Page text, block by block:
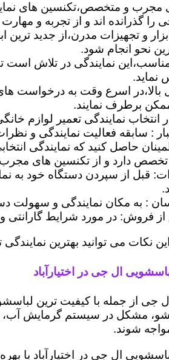
مجرب و متخصص،تکنسین های
گذرانده اند و از تجربه و مهارت
و تجهیزات مدرن،از جدید
نحو انجام شود.
نمایندگی در تلاش است
نماید.
اسرع وقت به درخواست
برطرف نمایند.
انتخاب نمایندگی تعمیر لوازم
: سابقه فعالیت نمایندگی و
حاصل کنید که نمایندگی
دارد و از تکنسین های مجرب
قبل از سپردن دستگاه خود به
: به مکان نمایندگی و سهولت
فروش: در مورد شرایط گارانتی و
نکات می توانید بهترین
ال جی در اختیارآباد
جی از جمله با کیفیت ترین
مشکل در سیستم گرمایش آب،
شوند.
ال جی در اختیارآباد با